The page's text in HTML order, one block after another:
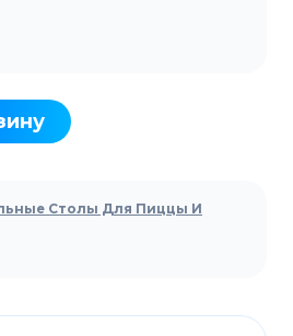
Столы Для Пиццы И